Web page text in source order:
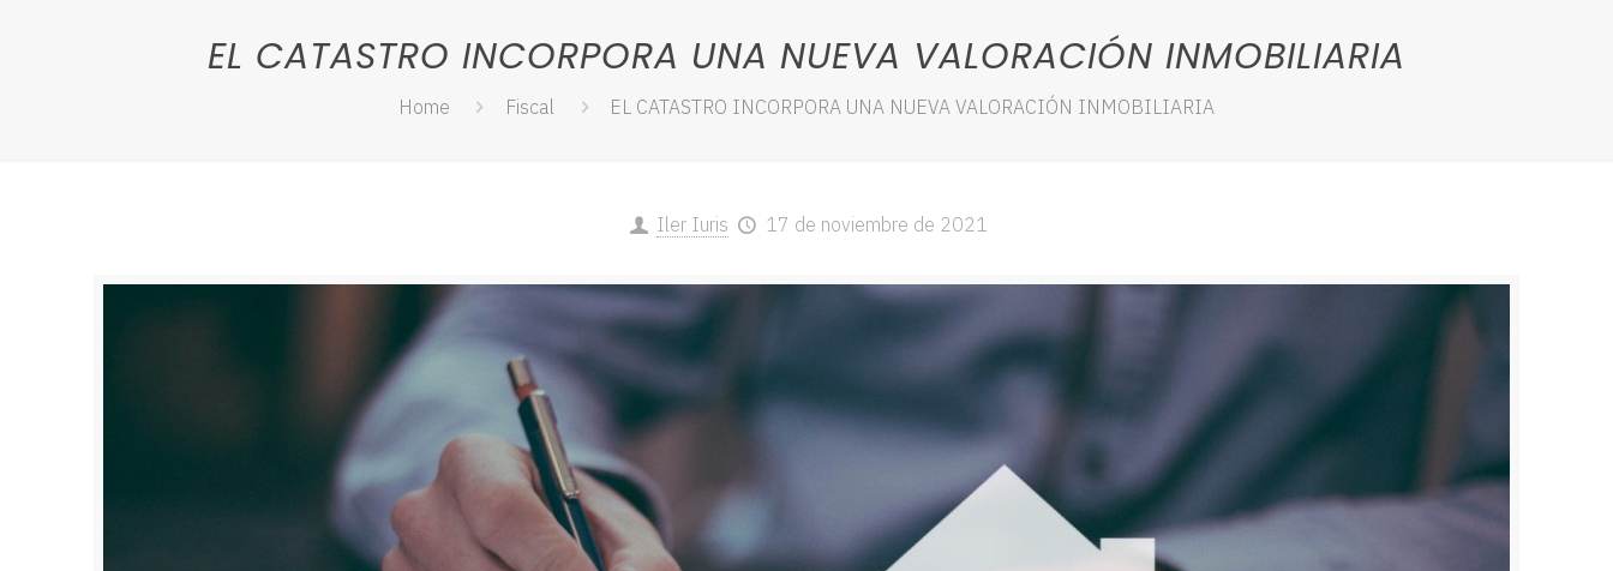
EL CATASTRO INCORPORA UNA NUEVA VALORACIÓN INMOBILIARIA
Home Fiscal EL CATASTRO INCORPORA UNA NUEVA VALORACIÓN INMOBILIARIA
Iler Iuris 17 de noviembre de 2021